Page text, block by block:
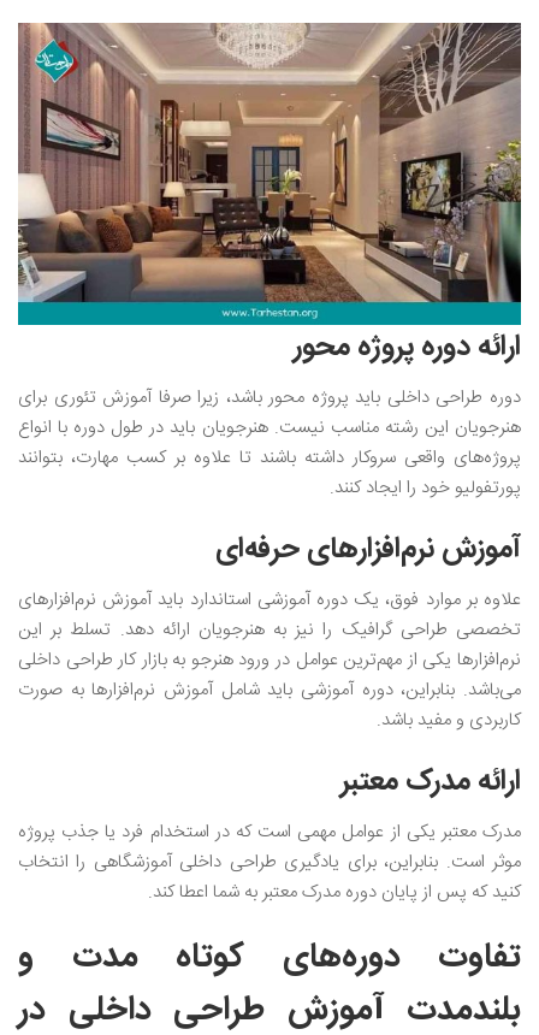
ارائه‌ دوره پروژه محور
دوره طراحی داخلی باید پروژه محور باشد، زیرا صرفا آموزش تئوری برای
هنرجویان این رشته مناسب نیست. هنرجویان باید در طول دوره با انواع
پروژه‌های واقعی سروکار داشته باشند تا علاوه بر کسب مهارت، بتوانند
پورتفولیو خود را ایجاد کنند.
آموزش نرم‌افزار‌های حرفه‌ای
علاوه بر موارد فوق، یک دوره آموزشی استاندارد باید آموزش‌ نرم‌افزارهای
تخصصی طراحی گرافیک را نیز به هنرجویان ارائه دهد. تسلط بر این
نرم‌افزارها یکی از مهم‌ترین عوامل در ورود هنرجو به بازار کار طراحی داخلی
می‌باشد. بنابراین، دوره آموزشی باید شامل آموزش نرم‌افزار‌ها به صورت
کاربردی و مفید باشد.
ارائه مدرک معتبر
مدرک معتبر یکی از عوامل مهمی است که در استخدام فرد یا جذب پروژه
موثر است. بنابراین، برای یادگیری طراحی داخلی آموزشگاهی را انتخاب
کنید که پس از پایان دوره مدرک معتبر به شما اعطا کند.
تفاوت دوره‌های کوتاه مدت و
بلندمدت آموزش طراحی داخلی در